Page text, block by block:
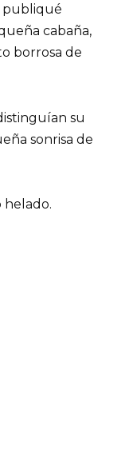
publiqué
cabaña,
borrosa de
su
sonrisa de
helado.